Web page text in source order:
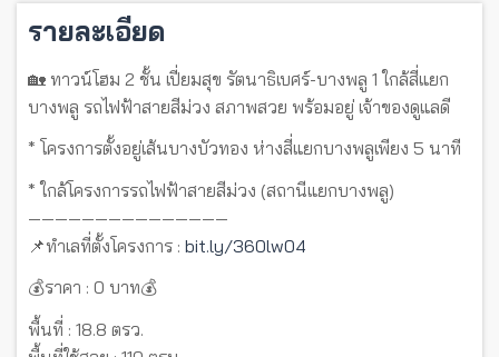
รายละเอียด
🏡 ทาวน์โฮม 2 ชั้น เปี่ยมสุข รัตนาธิเบศร์-บางพลู 1 ใกล้สี่แยก
บางพลู รถไฟฟ้าสายสีม่วง สภาพสวย พร้อมอยู่ เจ้าของดูแลดี
* โครงการตั้งอยู่เส้นบางบัวทอง ห่างสี่แยกบางพลูเพียง 5 นาที
* ใกล้โครงการรถไฟฟ้าสายสีม่วง (สถานีแยกบางพลู)
———————————————
📌ทำเลที่ตั้งโครงการ : bit.ly/360lw04
💰ราคา : 0 บาท💰
พื้นที่ : 18.8 ตรว.